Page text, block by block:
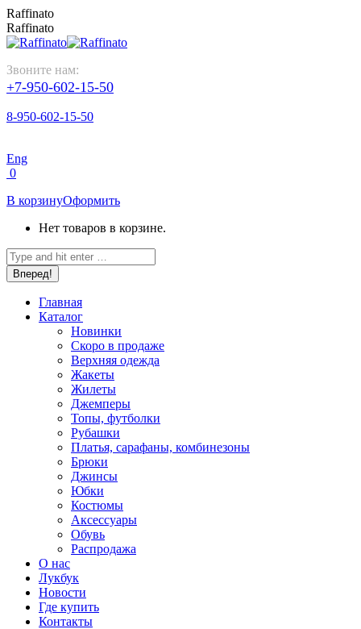
Перейти
к
содержанию
Raffinato
Raffinato
Звоните нам:
+7-950-602-15-50
8-950-602-15-50
Eng
0
В корзинуОформить
Нет товаров в корзине.
Поиск:
Главная
Каталог
Новинки
Скоро в продаже
Верхняя одежда
Жакеты
Жилеты
Джемперы
Топы, футболки
Рубашки
Платья, сарафаны, комбинезоны
Брюки
Джинсы
Юбки
Костюмы
Аксессуары
Обувь
Распродажа
О нас
Лукбук
Новости
Где купить
Контакты